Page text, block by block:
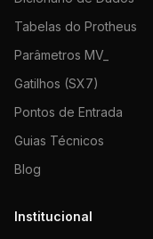
Tabelas do Protheus
Parâmetros MV_
Gatilhos (SX7)
Pontos de Entrada
Guias Técnicos
Blog
Institucional